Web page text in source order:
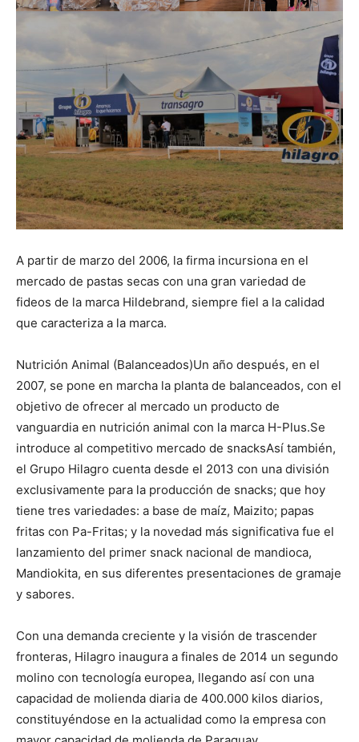
A partir de marzo del 2006, la firma incursiona en el
mercado de pastas secas con una gran variedad de
fideos de la marca Hildebrand, siempre fiel a la calidad
que caracteriza a la marca.
Nutrición Animal (Balanceados)Un año después, en el
2007, se pone en marcha la planta de balanceados, con el
objetivo de ofrecer al mercado un producto de
vanguardia en nutrición animal con la marca H-Plus.Se
introduce al competitivo mercado de snacksAsí también,
el Grupo Hilagro cuenta desde el 2013 con una división
exclusivamente para la producción de snacks; que hoy
tiene tres variedades: a base de maíz, Maizito; papas
fritas con Pa-Fritas; y la novedad más significativa fue el
lanzamiento del primer snack nacional de mandioca,
Mandiokita, en sus diferentes presentaciones de gramaje
y sabores.
Con una demanda creciente y la visión de trascender
fronteras, Hilagro inaugura a finales de 2014 un segundo
molino con tecnología europea, llegando así con una
capacidad de molienda diaria de 400.000 kilos diarios,
constituyéndose en la actualidad como la empresa con